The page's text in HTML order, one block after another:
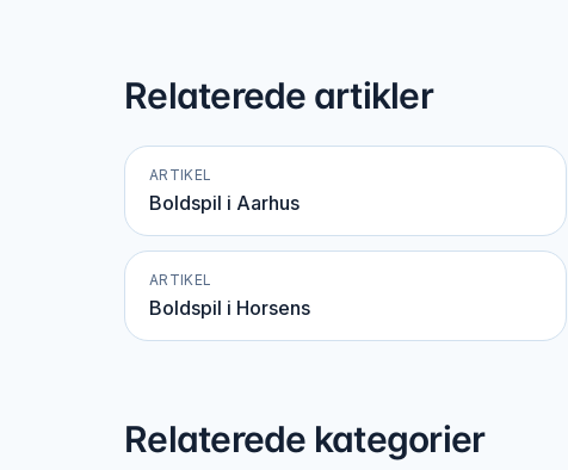
Relaterede artikler
ARTIKEL
Boldspil i Aarhus
ARTIKEL
Boldspil i Horsens
Relaterede kategorier